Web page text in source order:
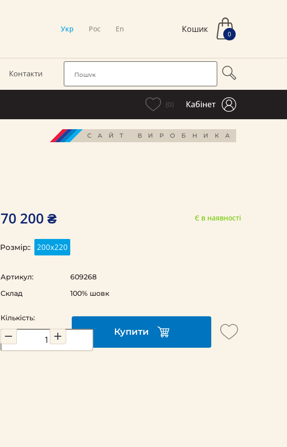
Укр Рос En Кошик 0
Контакти
(0) Кабінет
САЙТ ВИРОБНИКА
70 200 ₴ Є в наявності
Розмір:: 200х220
Кількість:
Купити
Артикул:
609268
Склад
100% шовк